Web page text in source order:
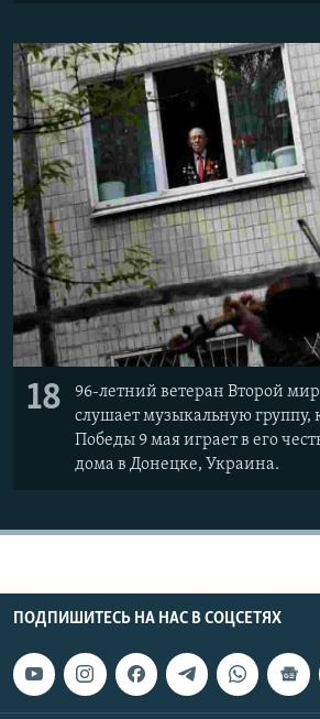
18
96-летний ветеран Второй
слушает музыкальную группу,
Победы 9 мая играет в его
дома в Донецке, Украина.
ПОДПИШИТЕСЬ НА НАС В СОЦСЕТЯХ